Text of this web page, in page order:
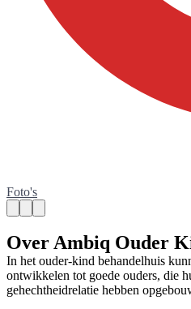
Foto's
Over Ambiq Ouder
In het ouder-kind behandelhuis
ontwikkelen tot goede ouders, die
gehechtheidrelatie hebben